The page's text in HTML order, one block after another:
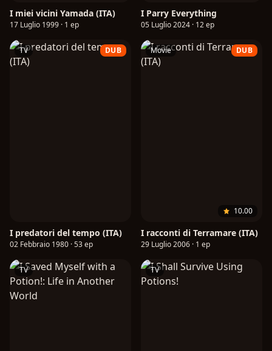
I miei vicini Yamada (ITA)
17 Luglio 1999 · 1 ep
I Parry Everything
05 Luglio 2024 · 12 ep
TV DUB
I predatori del tempo (ITA)
02 Febbraio 1980 · 53 ep
Movie DUB
10.00
I racconti di Terramare (ITA)
29 Luglio 2006 · 1 ep
TV TV